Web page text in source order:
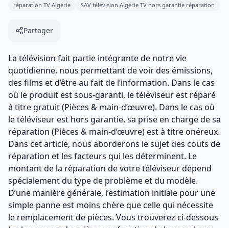
réparation TV Algérie
SAV télévision Algérie TV hors garantie réparation
Partager
La télévision fait partie intégrante de notre vie
quotidienne, nous permettant de voir des émissions,
des films et d’être au fait de l’information. Dans le cas
où le produit est sous-garanti, le téléviseur est réparé
à titre gratuit (Pièces & main-d’œuvre). Dans le cas où
le téléviseur est hors garantie, sa prise en charge de sa
réparation (Pièces & main-d’œuvre) est à titre onéreux.
Dans cet article, nous aborderons le sujet des couts de
réparation et les facteurs qui les déterminent. Le
montant de la réparation de votre téléviseur dépend
spécialement du type de problème et du modèle.
D’une manière générale, l’estimation initiale pour une
simple panne est moins chère que celle qui nécessite
le remplacement de pièces. Vous trouverez ci-dessous